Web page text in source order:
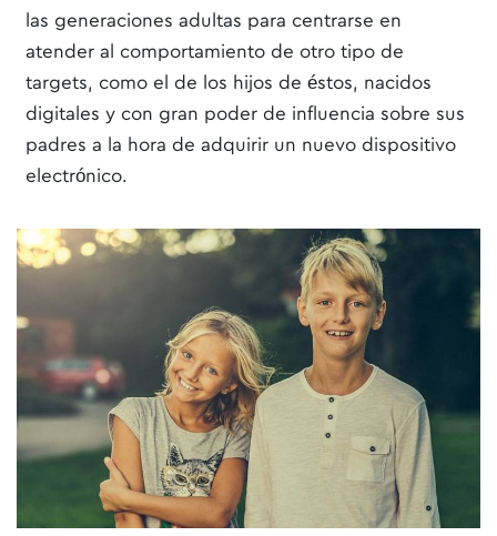
las generaciones adultas para centrarse en
atender al comportamiento de otro tipo de
targets, como el de los hijos de éstos, nacidos
digitales y con gran poder de influencia sobre sus
padres a la hora de adquirir un nuevo dispositivo
electrónico.